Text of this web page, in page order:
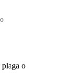
plaga o